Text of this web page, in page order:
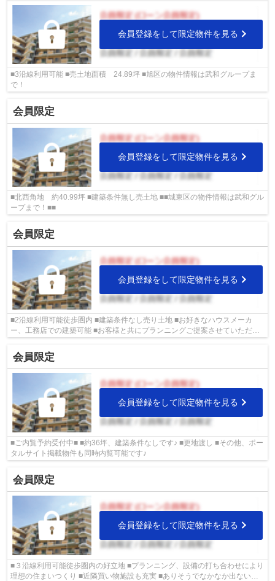
会員登録をして限定物件を見る
■3沿線利用可能 ■売土地面積 24.89坪 ■旭区の物件情報は武和グループま
で！
会員限定
会員登録をして限定物件を見る
■北西角地 約40.99坪 ■建築条件無し売土地 ■■城東区の物件情報は武和グル
ープまで！■■
会員限定
会員登録をして限定物件を見る
■2沿線利用可能徒歩圏内 ■建築条件なし売り土地 ■お好きなハウスメーカ
ー、工務店での建築可能 ■お客様と共にプランニングご提案させていただき
ます。 ■旭区の物件情報は武和グループ...
会員限定
会員登録をして限定物件を見る
■ご内覧予約受付中■ ■約36坪、建築条件なしです♪ ■更地渡し ■その他、ポー
タルサイト掲載物件も同時内覧可能です♪
会員限定
会員登録をして限定物件を見る
■３沿線利用可能徒歩圏内の好立地 ■プランニング、設備の打ち合わせにより
理想の住まいつくり ■近隣買い物施設も充実 ■ありそうでなかなか出ない約